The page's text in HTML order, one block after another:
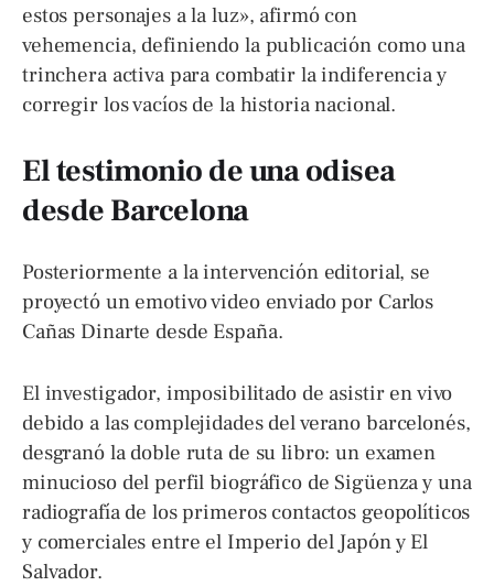
estos personajes a la luz», afirmó con
vehemencia, definiendo la publicación como una
trinchera activa para combatir la indiferencia y
corregir los vacíos de la historia nacional.
El testimonio de una odisea
desde Barcelona
Posteriormente a la intervención editorial, se
proyectó un emotivo video enviado por Carlos
Cañas Dinarte desde España.
El investigador, imposibilitado de asistir en vivo
debido a las complejidades del verano barcelonés,
desgranó la doble ruta de su libro: un examen
minucioso del perfil biográfico de Sigüenza y una
radiografía de los primeros contactos geopolíticos
y comerciales entre el Imperio del Japón y El
Salvador.